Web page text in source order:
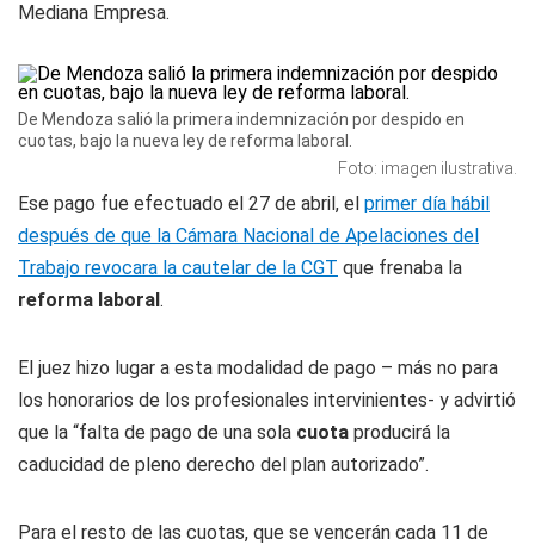
Mediana Empresa.
De Mendoza salió la primera indemnización por despido en
cuotas, bajo la nueva ley de reforma laboral.
Foto: imagen ilustrativa.
Ese pago fue efectuado el 27 de abril, el primer día hábil
después de que la Cámara Nacional de Apelaciones del
Trabajo revocara la cautelar de la CGT que frenaba la
reforma laboral.
El juez hizo lugar a esta modalidad de pago – más no para
los honorarios de los profesionales intervinientes- y advirtió
que la “falta de pago de una sola cuota producirá la
caducidad de pleno derecho del plan autorizado”.
Para el resto de las cuotas, que se vencerán cada 11 de